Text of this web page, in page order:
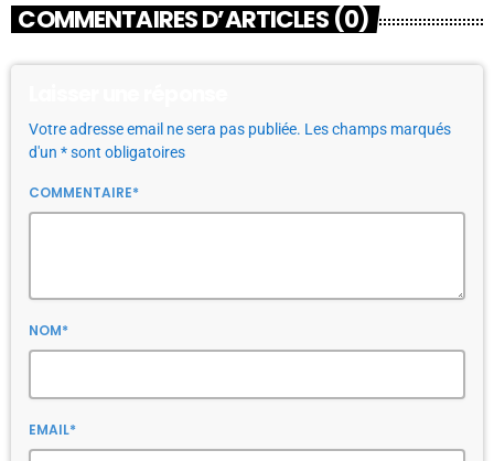
COMMENTAIRES D’ARTICLES (0)
Votre adresse email ne sera pas publiée. Les champs marqués
d'un * sont obligatoires
COMMENTAIRE*
NOM*
EMAIL*